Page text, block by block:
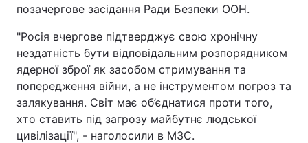
позачергове засідання Ради Безпеки ООН.
"Росія вчергове підтверджує свою хронічну
нездатність бути відповідальним розпорядником
ядерної зброї як засобом стримування та
попередження війни, а не інструментом погроз та
залякування. Світ має об’єднатися проти того,
хто ставить під загрозу майбутнє людської
цивілізації", - наголосили в МЗС.